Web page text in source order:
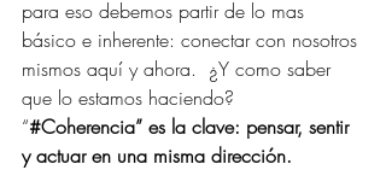
para eso debemos partir de lo mas
básico e inherente: conectar con nosotros
mismos aquí y ahora.  ¿Y como saber
que lo estamos haciendo?
“#Coherencia” es la clave: pensar, sentir
y actuar en una misma dirección.